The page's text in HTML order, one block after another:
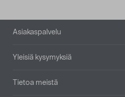
Alatunniste
Asiakaspalvelu
Yleisiä kysymyksiä
Tietoa meistä